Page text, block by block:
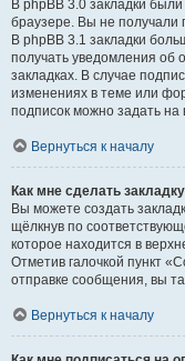
В phpBB 3.0 закладки
браузере. Вы не
В phpBB 3.1 закладки
получать уведомления об
закладках. В случае
изменениях в теме или
подписок можно задать на
Вернуться к началу
Как мне сделать
Вы можете создать
щёлкнув по
которое находится в
Отметив галочкой пункт
отправке сообщения, вы
Вернуться к началу